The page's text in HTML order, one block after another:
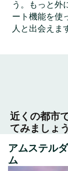
う。もっと外
ート機能を使
人と出会えま
近くの都市
てみましょ
アムステルダ
ム